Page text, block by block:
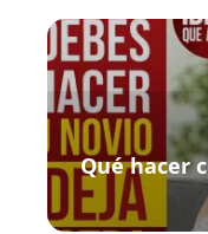
Qué hacer